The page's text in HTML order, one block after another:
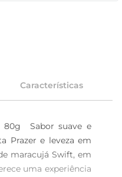
Características
80g  Sabor suave e
Prazer e leveza em
maracujá Swift, em
uma experiência